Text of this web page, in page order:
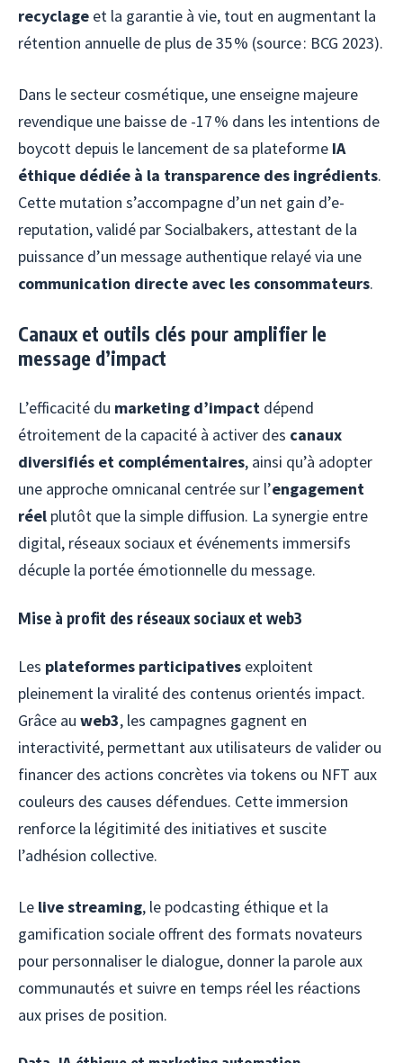
recyclage et la garantie à vie, tout en augmentant la
rétention annuelle de plus de 35 % (source : BCG 2023).
Dans le secteur cosmétique, une enseigne majeure
revendique une baisse de -17 % dans les intentions de
boycott depuis le lancement de sa plateforme IA
éthique dédiée à la transparence des ingrédients.
Cette mutation s’accompagne d’un net gain d’e-
reputation, validé par Socialbakers, attestant de la
puissance d’un message authentique relayé via une
communication directe avec les consommateurs.
Canaux et outils clés pour amplifier le
message d’impact
L’efficacité du marketing d’impact dépend
étroitement de la capacité à activer des canaux
diversifiés et complémentaires, ainsi qu’à adopter
une approche omnicanal centrée sur l’engagement
réel plutôt que la simple diffusion. La synergie entre
digital, réseaux sociaux et événements immersifs
décuple la portée émotionnelle du message.
Mise à profit des réseaux sociaux et web3
Les plateformes participatives exploitent
pleinement la viralité des contenus orientés impact.
Grâce au web3, les campagnes gagnent en
interactivité, permettant aux utilisateurs de valider ou
financer des actions concrètes via tokens ou NFT aux
couleurs des causes défendues. Cette immersion
renforce la légitimité des initiatives et suscite
l’adhésion collective.
Le live streaming, le podcasting éthique et la
gamification sociale offrent des formats novateurs
pour personnaliser le dialogue, donner la parole aux
communautés et suivre en temps réel les réactions
aux prises de position.